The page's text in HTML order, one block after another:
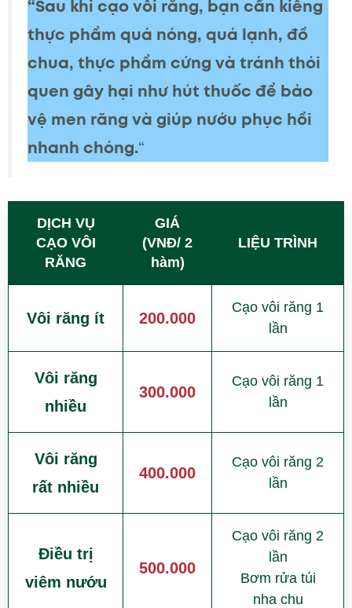
“Sau khi cạo vôi răng, bạn cần kiêng
thực phẩm quá nóng, quá lạnh, đồ
chua, thực phẩm cứng và tránh thói
quen gây hại như hút thuốc để bảo
vệ men răng và giúp nướu phục hồi
nhanh chóng.“
DỊCH VỤ
CẠO VÔI
RĂNG
GIÁ
(VNĐ/ 2
hàm)
LIỆU TRÌNH
Vôi răng ít 200.000
Cạo vôi răng 1
lần
Vôi răng
nhiều
300.000
Cạo vôi răng 1
lần
Vôi răng
rất nhiều
400.000
Cạo vôi răng 2
lần
Điều trị
viêm nướu
500.000
Cạo vôi răng 2
lần
Bơm rửa túi
nha chu